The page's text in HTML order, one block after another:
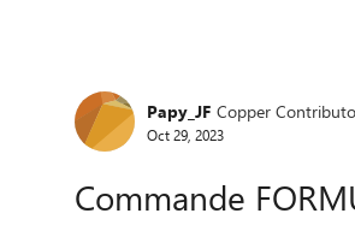
Forum Discussion
Papy_JF Copper
Oct 29, 2023
Commande